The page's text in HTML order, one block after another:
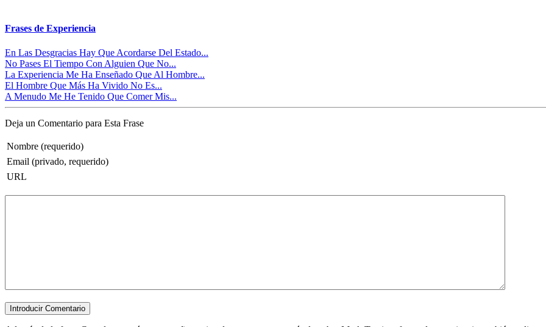
Frases de Experiencia
En Las Desgracias Hay Que Acordarse Del Estado...
No Pases El Tiempo Con Alguien Que No...
La Experiencia Me Ha Enseñado Que Al Hombre...
El Hombre Que Más Ha Vivido No Es...
A Menudo Me He Tenido Que Comer Mis...
Deja un Comentario para Esta Frase
Nombre (requerido)
Email (privado, requerido)
URL